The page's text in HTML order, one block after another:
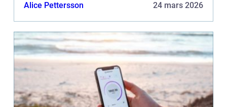
Alice Pettersson 24 mars 2026